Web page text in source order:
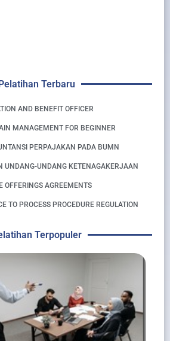
Terbaru
AND BENEFIT OFFICER
MANAGEMENT FOR BEGINNER
PERPAJAKAN PADA BUMN
UNDANG-UNDANG KETENAGAKERJAAN
OFFERINGS AGREEMENTS
TO PROCESS PROCEDURE REGULATION
Terpopuler